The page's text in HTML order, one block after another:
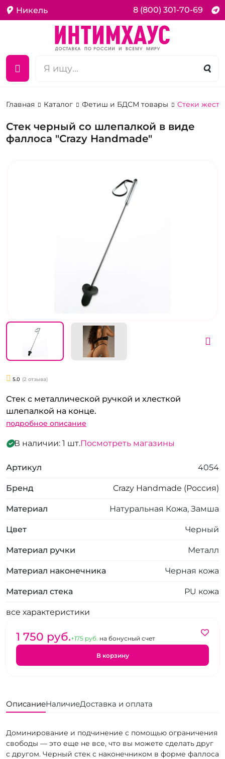
Никель 8 (800) 301-70-69
Главная Каталог Фетиш и БДСМ товары Стеки
Стек черный со шлепалкой в виде
фаллоса "Crazy Handmade"
5.0 (2 отзыва)
Стек с металлической ручкой и хлесткой
шлепалкой на конце.
подробное описание
В наличии: 1 шт.Посмотреть магазины
Артикул 4054
Бренд Crazy Handmade (Россия)
Материал Натуральная Кожа, Замша
Цвет Черный
Материал ручки Металл
Материал наконечника Черная кожа
Материал стека PU кожа
все характеристики
1 750 pуб.+175 pуб. на бонусный счет
В корзину
ОписаниеНаличиеДоставка и оплата
Доминирование и подчинение с помощью ограничения
свободы — это еще не все, что вы можете сделать друг
с другом. Черный стек с наконечником в форме фаллоса